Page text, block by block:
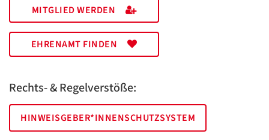
MITGLIED WERDEN
EHRENAMT FINDEN
Rechts- & Regelverstöße:
HINWEISGEBER*INNENSCHUTZSYSTEM